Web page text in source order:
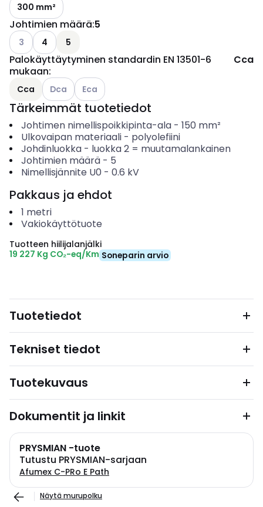
300 mm²
Johtimien määrä:5
Katso käytettävissä olevat vaihtoehdot
3 4 5
Palokäyttäytyminen standardin EN 13501-6
mukaan:
Cca
Cca Katso käytettävissä olevat vaihtoehdot
Dca Katso käytettävissä olevat vaihtoehdot
Eca
Tärkeimmät tuotetiedot
Johtimen nimellispoikkipinta-ala- 150 mm²
Ulkovaipan materiaali- polyolefiini
Johdinluokka- luokka 2 = muutamalankainen
Johtimien määrä- 5
Nimellisjännite U0 - 0.6 kV
Pakkaus ja ehdot
1 metri
Vakiokäyttötuote
Tuotteen hiilijalanjälki
19 227 Kg CO₂-eq/Km Soneparin arvio
Tuotetiedot
Tekniset tiedot
Tuotekuvaus
Dokumentit ja linkit
PRYSMIAN -tuote
Tutustu PRYSMIAN-sarjaan
Afumex C-PRo E Path
Näytä murupolku